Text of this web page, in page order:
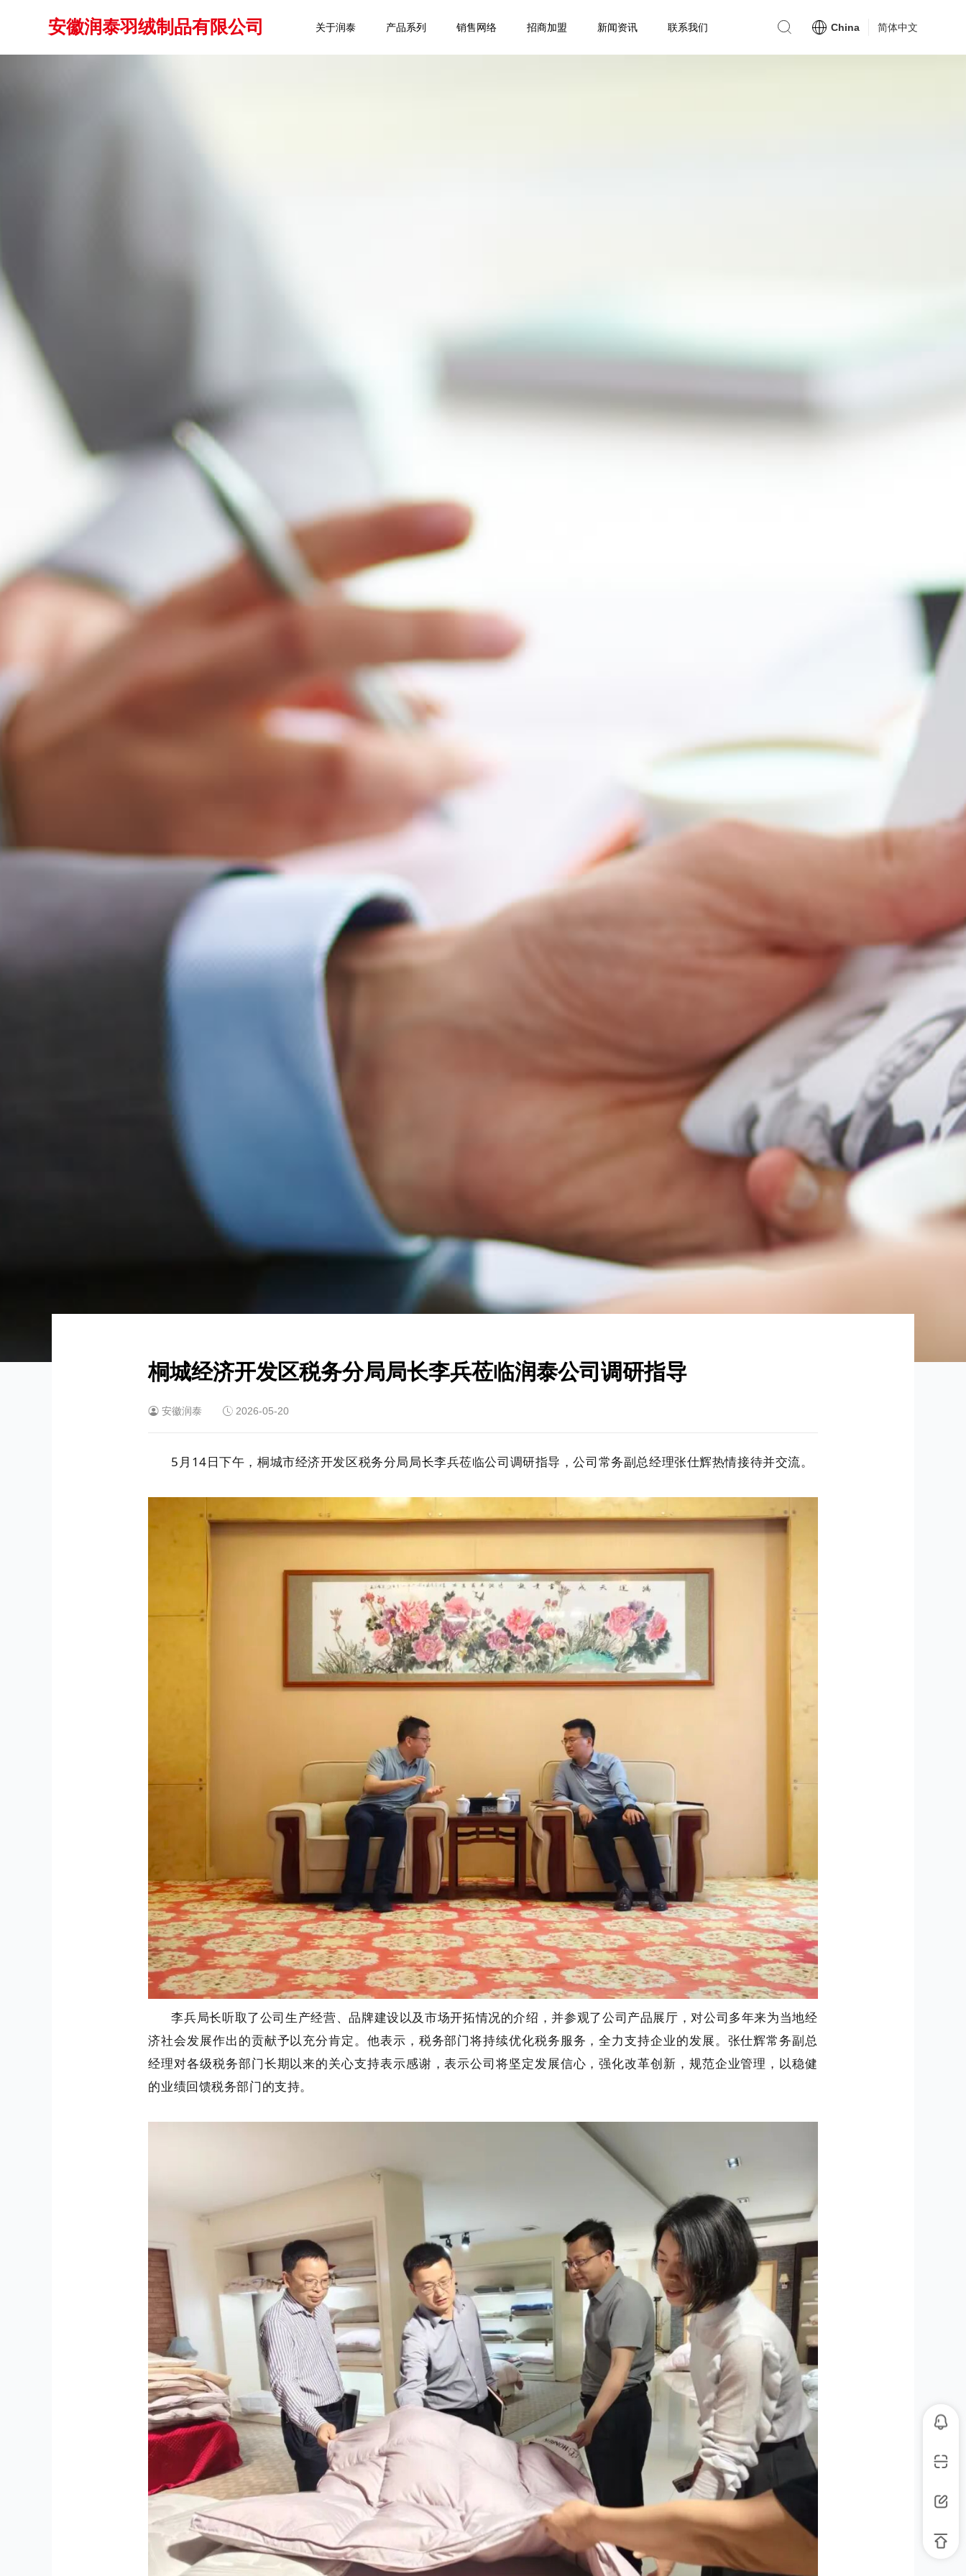
安徽润泰羽绒制品有限公司 关于润泰 产品系列 销售网络 招商加盟 新闻资讯 联系我们 China 简体中文
桐城经济开发区税务分局局长李兵莅临润泰公司调研指导
安徽润泰 2026-05-20
5月14日下午，桐城市经济开发区税务分局局长李兵莅临公司调研指导，公司常务副总经理张仕辉热情接待并交流。
李兵局长听取了公司生产经营、品牌建设以及市场开拓情况的介绍，并参观了公司产品展厅，对公司多年来为当地经
济社会发展作出的贡献予以充分肯定。他表示，税务部门将持续优化税务服务，全力支持企业的发展。张仕辉常务副总
经理对各级税务部门长期以来的关心支持表示感谢，表示公司将坚定发展信心，强化改革创新，规范企业管理，以稳健
的业绩回馈税务部门的支持。